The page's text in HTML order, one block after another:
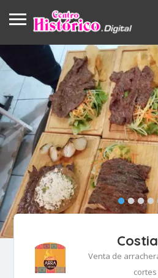
Venta de